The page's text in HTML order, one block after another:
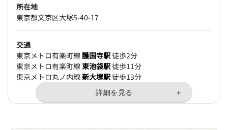
所在地
東京都文京区大塚5-40-17
交通
東京メトロ有楽町線護国寺駅徒歩2分
東京メトロ有楽町線 東池袋駅徒歩11分
東京メトロ丸ノ内線新大塚駅徒歩13分